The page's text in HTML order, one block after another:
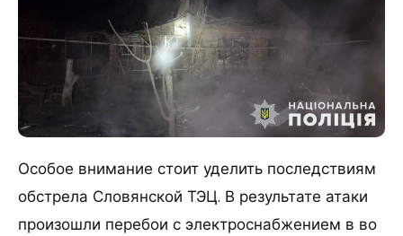
Особое внимание стоит уделить последствиям
обстрела Словянской ТЭЦ. В результате атаки
произошли перебои с электроснабжением в во